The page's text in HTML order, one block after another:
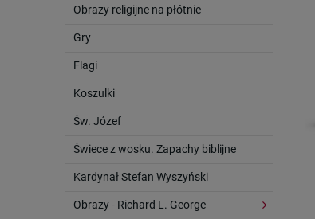
Obrazy religijne na płótnie
Gry
Flagi
Koszulki
Św. Józef
Świece z wosku. Zapachy biblijne
Kardynał Stefan Wyszyński
Obrazy - Richard L. George